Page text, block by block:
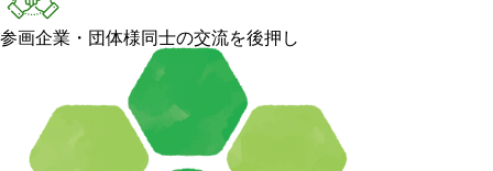
参画企業・団体様同士の交流を後押し